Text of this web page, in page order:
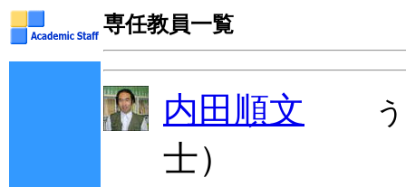
専任教員一覧
内田順文
士）